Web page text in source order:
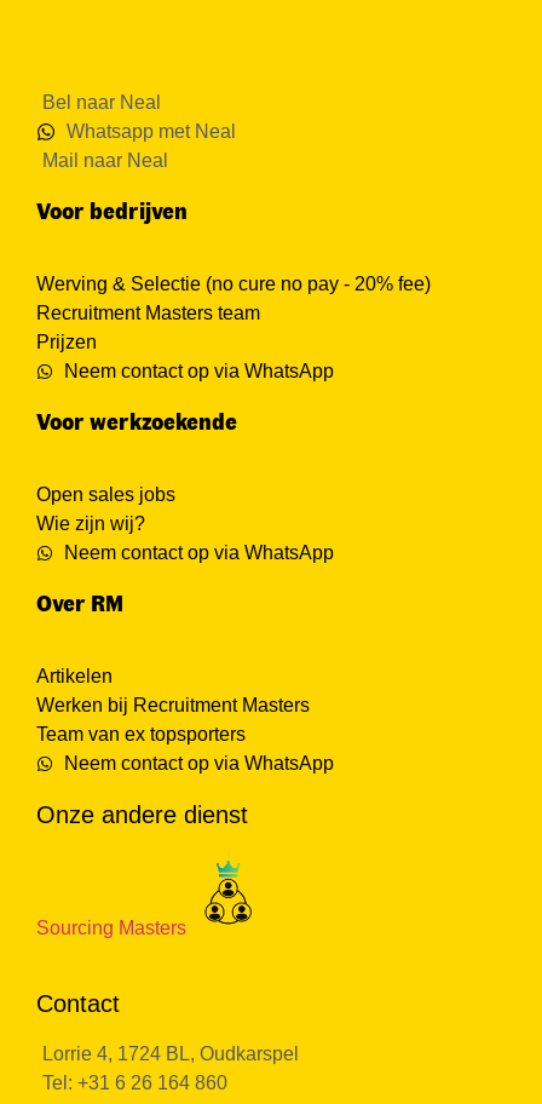
Bel naar Neal
Whatsapp met Neal
Mail naar Neal
Voor bedrijven
Werving & Selectie (no cure no pay - 20% fee)
Recruitment Masters team
Prijzen
Neem contact op via WhatsApp
Voor werkzoekende
Open sales jobs
Wie zijn wij?
Neem contact op via WhatsApp
Over RM
Artikelen
Werken bij Recruitment Masters
Team van ex topsporters
Neem contact op via WhatsApp
Onze andere dienst
Sourcing Masters
Contact
Lorrie 4, 1724 BL, Oudkarspel
Tel: +31 6 26 164 860